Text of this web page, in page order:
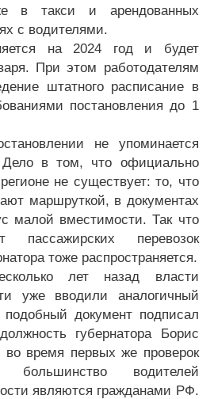
в такси и арендованных
с водителями.
на 2024 год и будет
При этом работодателям
штатного расписание в
постановления до 1
не упоминается
Дело в том, что официально
не существует: то, что
маршруткой, в документах
малой вместимости. Так что
перевозок
тоже распространяется.
лет назад власти
уже вводили аналогичный
подобный документ подписал
губернатора Борис
во время первых же проверок
большинство водителей
являются гражданами РФ.